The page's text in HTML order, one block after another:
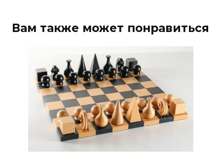
Вам также может понравиться